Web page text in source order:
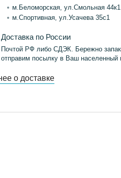
м.Беломорская, ул.Смольная 44к1
м.Спортивная, ул.Усачева 35с1
Доставка по России
Почтой РФ либо СДЭК. Бережно
отправим посылку в Ваш населенный
о доставке